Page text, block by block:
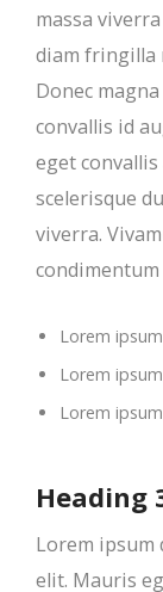
massa
diam fringilla
Donec
convallis id
eget convallis
scelerisque
viverra.
Lorem
Lorem
Lorem
Heading
Lorem ipsum
elit. Mauris